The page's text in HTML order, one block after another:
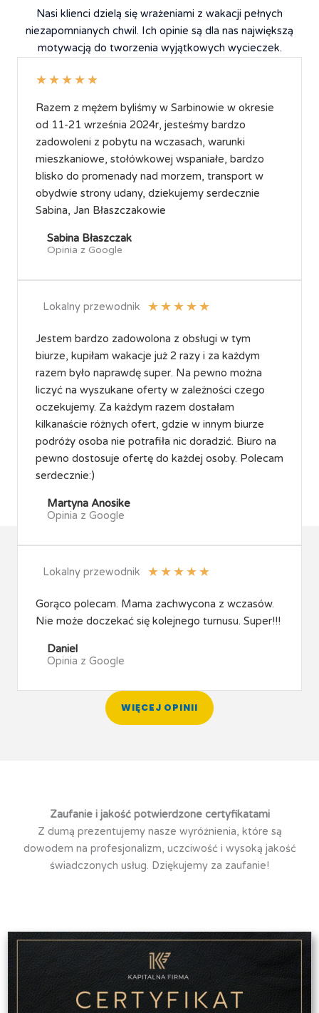
Nasi klienci dzielą się wrażeniami z wakacji pełnych
niezapomnianych chwil. Ich opinie są dla nas największą
motywacją do tworzenia wyjątkowych wycieczek.
★★★★★
Razem z mężem byliśmy w Sarbinowie w okresie
od 11-21 września 2024r, jesteśmy bardzo
zadowoleni z pobytu na wczasach, warunki
mieszkaniowe, stołówkowej wspaniałe, bardzo
blisko do promenady nad morzem, transport w
obydwie strony udany, dziekujemy serdecznie
Sabina, Jan Błaszczakowie
Sabina Błaszczak
Opinia z Google
Lokalny przewodnik ★★★★★
Jestem bardzo zadowolona z obsługi w tym
biurze, kupiłam wakacje już 2 razy i za każdym
razem było naprawdę super. Na pewno można
liczyć na wyszukane oferty w zależności czego
oczekujemy. Za każdym razem dostałam
kilkanaście różnych ofert, gdzie w innym biurze
podróży osoba nie potrafiła nic doradzić. Biuro na
pewno dostosuje ofertę do każdej osoby. Polecam
serdecznie:)
Martyna Anosike
Opinia z Google
Lokalny przewodnik ★★★★★
Gorąco polecam. Mama zachwycona z wczasów.
Nie może doczekać się kolejnego turnusu. Super!!!
Daniel
Opinia z Google
WIĘCEJ OPINII
Zaufanie i jakość potwierdzone certyfikatami
Z dumą prezentujemy nasze wyróżnienia, które są
dowodem na profesjonalizm, uczciwość i wysoką jakość
świadczonych usług. Dziękujemy za zaufanie!